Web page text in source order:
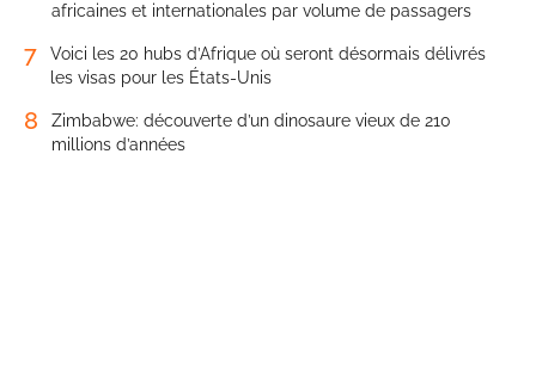
africaines et internationales par volume de passagers
7
Voici les 20 hubs d’Afrique où seront désormais délivrés
les visas pour les États-Unis
8
Zimbabwe: découverte d’un dinosaure vieux de 210
millions d’années